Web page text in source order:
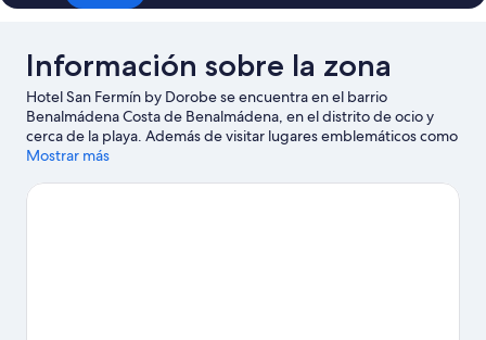
Información sobre la zona
Hotel San Fermín by Dorobe se encuentra en el barrio
Benalmádena Costa de Benalmádena, en el distrito de ocio y
cerca de la playa. Además de visitar lugares emblemáticos como
Catedral de Málaga y Alcazaba de Málaga, puedes darle un
Benalmádena y Puerto de Málaga. ¿Te apetece disfrutar de un
Mostrar más